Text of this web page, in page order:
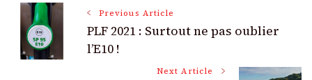
Post
Navigation
Previous Article
PLF 2021 : Surtout ne pas oublier
l’E10 !
Next Article